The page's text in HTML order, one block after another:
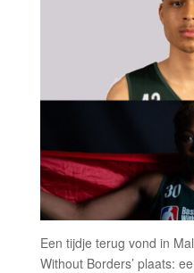
Een tijdje terug vond in
Without Borders’ plaats: